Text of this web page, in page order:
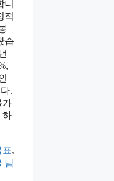
니
적
습
.
가
하
,
남